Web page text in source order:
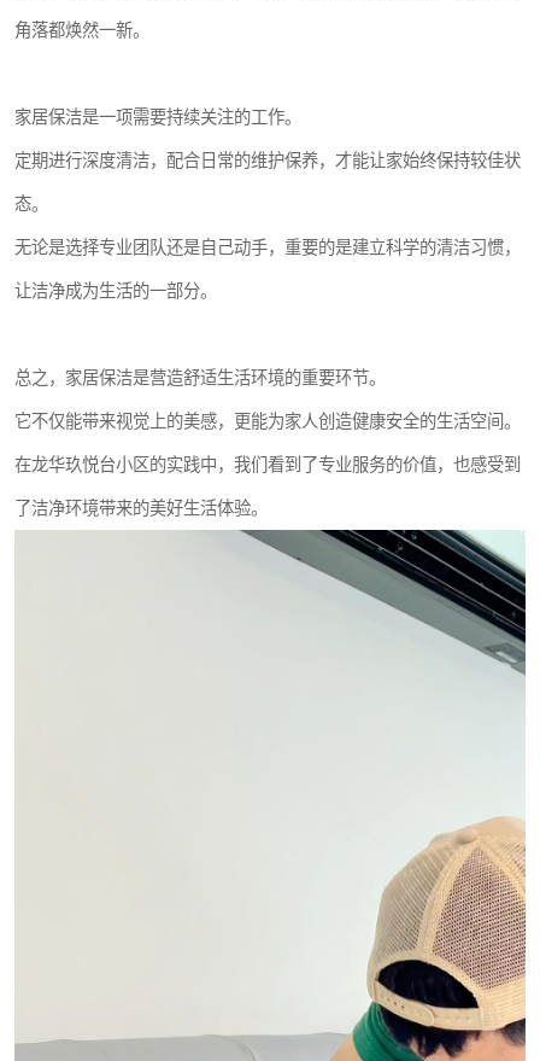
角落都焕然一新。
家居保洁是一项需要持续关注的工作。
定期进行深度清洁，配合日常的维护保养，才能让家始终保持较佳状
态。
无论是选择专业团队还是自己动手，重要的是建立科学的清洁习惯，
让洁净成为生活的一部分。
总之，家居保洁是营造舒适生活环境的重要环节。
它不仅能带来视觉上的美感，更能为家人创造健康安全的生活空间。
在龙华玖悦台小区的实践中，我们看到了专业服务的价值，也感受到
了洁净环境带来的美好生活体验。